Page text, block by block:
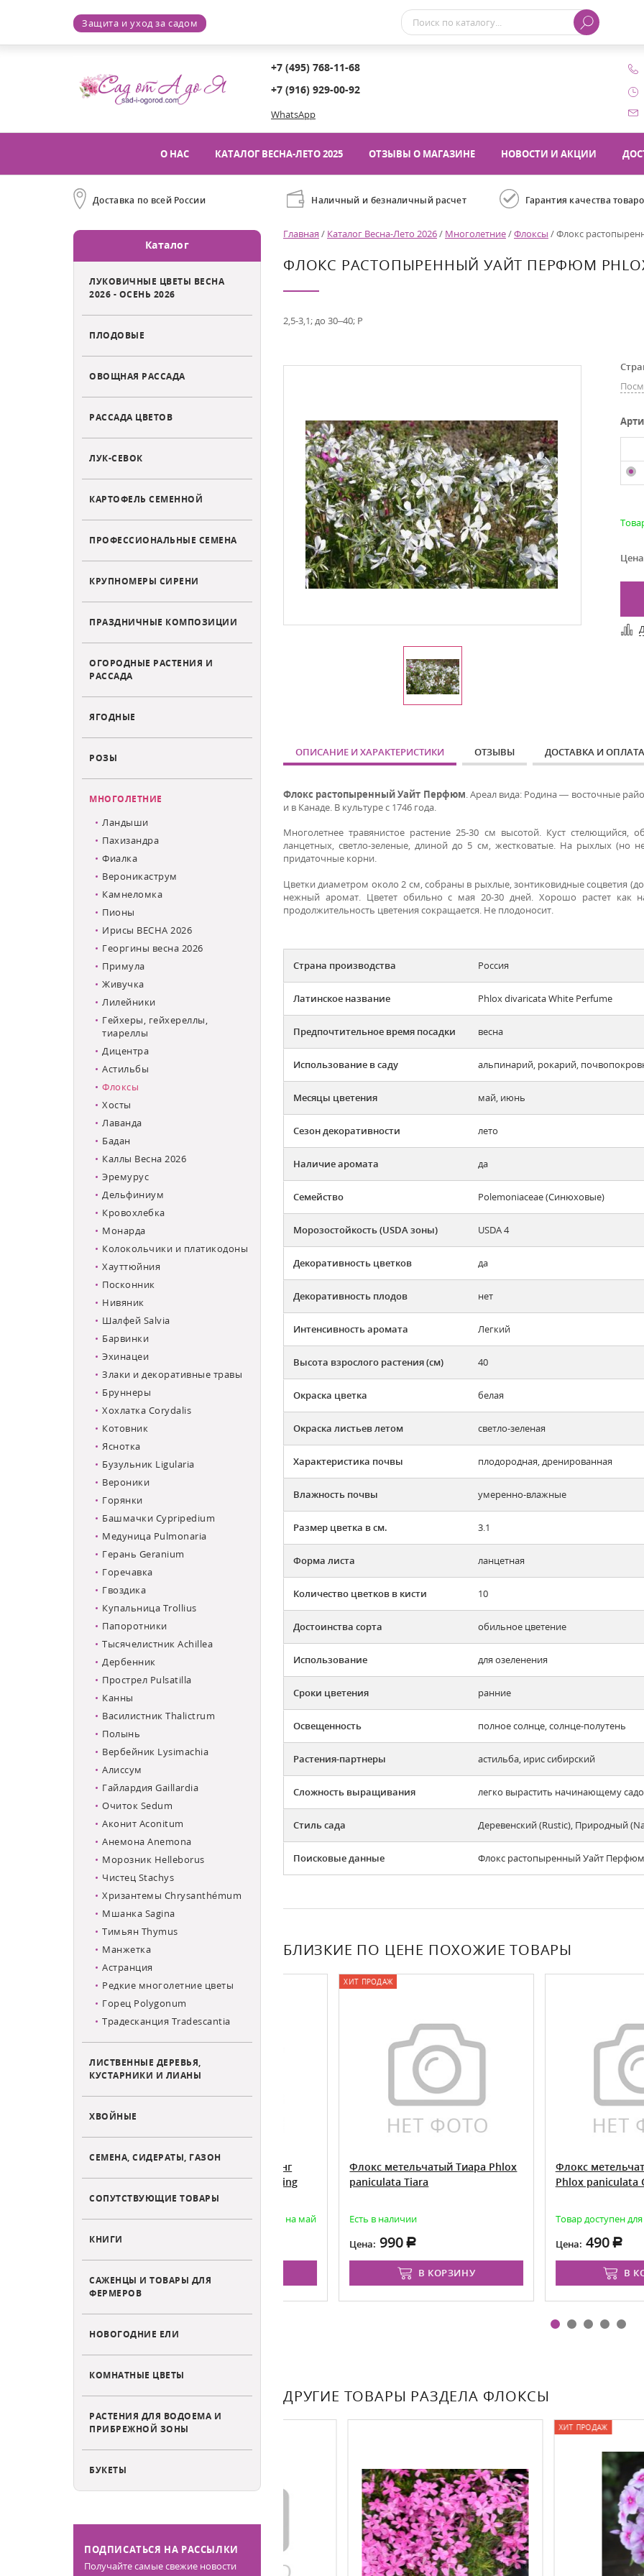
Защита и уход за садом
+7 (495) 768-11-68
+7 (916) 929-00-92
WhatsApp
О НАС КАТАЛОГ ВЕСНА-ЛЕТО 2025 ОТЗЫВЫ О МАГАЗИНЕ НОВОСТИ И АКЦИИ
Доставка по всей России Наличный и безналичный расчет Гарантия качества
Каталог
ЛУКОВИЧНЫЕ ЦВЕТЫ ВЕСНА
2026 - ОСЕНЬ 2026
ПЛОДОВЫЕ
ОВОЩНАЯ РАССАДА
РАССАДА ЦВЕТОВ
ЛУК-СЕВОК
КАРТОФЕЛЬ СЕМЕННОЙ
ПРОФЕССИОНАЛЬНЫЕ СЕМЕНА
КРУПНОМЕРЫ СИРЕНИ
ПРАЗДНИЧНЫЕ КОМПОЗИЦИИ
ОГОРОДНЫЕ РАСТЕНИЯ И
РАССАДА
ЯГОДНЫЕ
РОЗЫ
МНОГОЛЕТНИЕ
Ландыши
Пахизандра
Фиалка
Вероникаструм
Камнеломка
Пионы
Ирисы ВЕСНА 2026
Георгины весна 2026
Примула
Живучка
Лилейники
Гейхеры, гейхереллы,
тиареллы
Дицентра
Астильбы
Флоксы
Хосты
Лаванда
Бадан
Каллы Весна 2026
Эремурус
Дельфиниум
Кровохлебка
Монарда
Колокольчики и платикодоны
Хауттюйния
Посконник
Нивяник
Шалфей Salvia
Барвинки
Эхинацеи
Злаки и декоративные травы
Бруннеры
Хохлатка Corydalis
Котовник
Яснотка
Бузульник Ligularia
Вероники
Горянки
Башмачки Cypripedium
Медуница Pulmonaria
Герань Geranium
Горечавка
Гвоздика
Купальница Trollius
Папоротники
Тысячелистник Achillea
Дербенник
Прострел Pulsatilla
Канны
Василистник Thalictrum
Полынь
Вербейник Lysimachia
Алиссум
Гайлардия Gaillardia
Очиток Sedum
Аконит Aconitum
Анемона Anemona
Морозник Helleborus
Чистец Stachys
Хризантемы Chrysanthémum
Мшанка Sagina
Тимьян Thymus
Манжетка
Астранция
Редкие многолетние цветы
Горец Polygonum
Традесканция Tradescantia
ЛИСТВЕННЫЕ ДЕРЕВЬЯ,
КУСТАРНИКИ И ЛИАНЫ
ХВОЙНЫЕ
СЕМЕНА, СИДЕРАТЫ, ГАЗОН
СОПУТСТВУЮЩИЕ ТОВАРЫ
КНИГИ
САЖЕНЦЫ И ТОВАРЫ ДЛЯ
ФЕРМЕРОВ
НОВОГОДНИЕ ЕЛИ
КОМНАТНЫЕ ЦВЕТЫ
РАСТЕНИЯ ДЛЯ ВОДОЕМА И
ПРИБРЕЖНОЙ ЗОНЫ
БУКЕТЫ
ПОДПИСАТЬСЯ НА РАССЫЛКИ
Получайте самые свежие новости
Главная / Каталог Весна-Лето 2026/ Многолетние/Флоксы /Флокс
ФЛОКС РАСТОПЫРЕННЫЙ УАЙТ ПЕРФЮМ PHLOX
2,5-3,1; до 30–40; Р
ОПИСАНИЕ И ХАРАКТЕРИСТИКИ ОТЗЫВЫ ДОСТАВКА И ОПЛАТА
Флокс растопыренный Уайт Перфюм. Ареал вида: Родина — восточные
и в Канаде. В культуре с 1746 года.
Многолетнее травянистое растение 25-30 см высотой. Куст стелющийся,
ланцетных, светло-зеленые, длиной до 5 см, жестковатые. На рыхлых (но
придаточные корни.
Цветки диаметром около 2 см, собраны в рыхлые, зонтиковидные соцветия
нежный аромат. Цветет обильно с мая 20-30 дней. Хорошо растет
продолжительность цветения сокращается. Не плодоносит.
Страна производства Россия
Латинское название Phlox divaricata White Perfume
Предпочтительное время посадки весна
Использование в саду альпинарий, рокарий,
Месяцы цветения май, июнь
Сезон декоративности лето
Наличие аромата да
Семейство Polemoniaceae (Синюховые)
Морозостойкость (USDA зоны) USDA 4
Декоративность цветков да
Декоративность плодов нет
Интенсивность аромата Легкий
Высота взрослого растения (см) 40
Окраска цветка белая
Окраска листьев летом светло-зеленая
Характеристика почвы плодородная, дренированная
Влажность почвы умеренно-влажные
Размер цветка в см. 3.1
Форма листа ланцетная
Количество цветков в кисти 10
Достоинства сорта обильное цветение
Использование для озеленения
Сроки цветения ранние
Освещенность полное солнце, солнце-полутень
Растения-партнеры астильба, ирис сибирский
Сложность выращивания легко вырастить начинающему
Стиль сада Деревенский (Rustic), Природный
Поисковые данные Флокс растопыренный Уайт Перфюм
БЛИЗКИЕ ПО ЦЕНЕ ПОХОЖИЕ ТОВАРЫ
Флокс метельчатый Рейвинг
Бьюти Phlox paniculata Raving
Beauty
Товар доступен для предзаказа на май
Цена: 990
Флокс метельчатый Тиара Phlox
paniculata Tiara
Есть в наличии
990
В КОРЗИНУ
Флокс метельчатый
Phlox paniculata Gavryusha
Товар доступен для
490
В КОРЗИНУ
ДРУГИЕ ТОВАРЫ РАЗДЕЛА ФЛОКСЫ